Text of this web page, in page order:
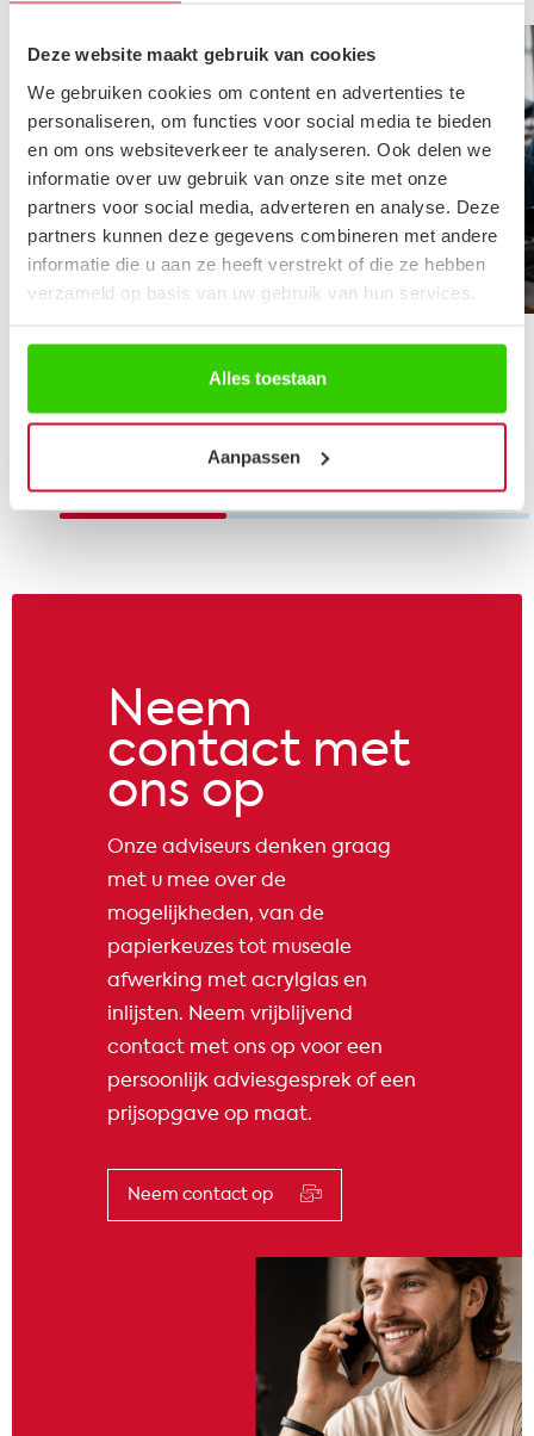
Deze website maakt gebruik van cookies
We gebruiken cookies om content en advertenties te
personaliseren, om functies voor social media te bieden
en om ons websiteverkeer te analyseren. Ook delen we
informatie over uw gebruik van onze site met onze
partners voor social media, adverteren en analyse. Deze
partners kunnen deze gegevens combineren met andere
informatie die u aan ze heeft verstrekt of die ze hebben
verzameld op basis van uw gebruik van hun services.
Alles toestaan
Aanpassen
Blog
Lambda C-prints vs. Fine Art
prints
Neem
contact met
ons op
Onze adviseurs denken graag
met u mee over de
mogelijkheden, van de
papierkeuzes tot museale
afwerking met acrylglas en
inlijsten. Neem vrijblijvend
contact met ons op voor een
persoonlijk adviesgesprek of een
prijsopgave op maat.
Neem contact op